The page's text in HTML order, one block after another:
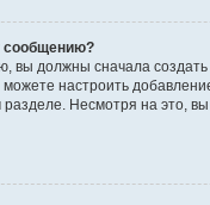
сообщению?
вы должны сначала
настроить
разделе. Несмотря на это,